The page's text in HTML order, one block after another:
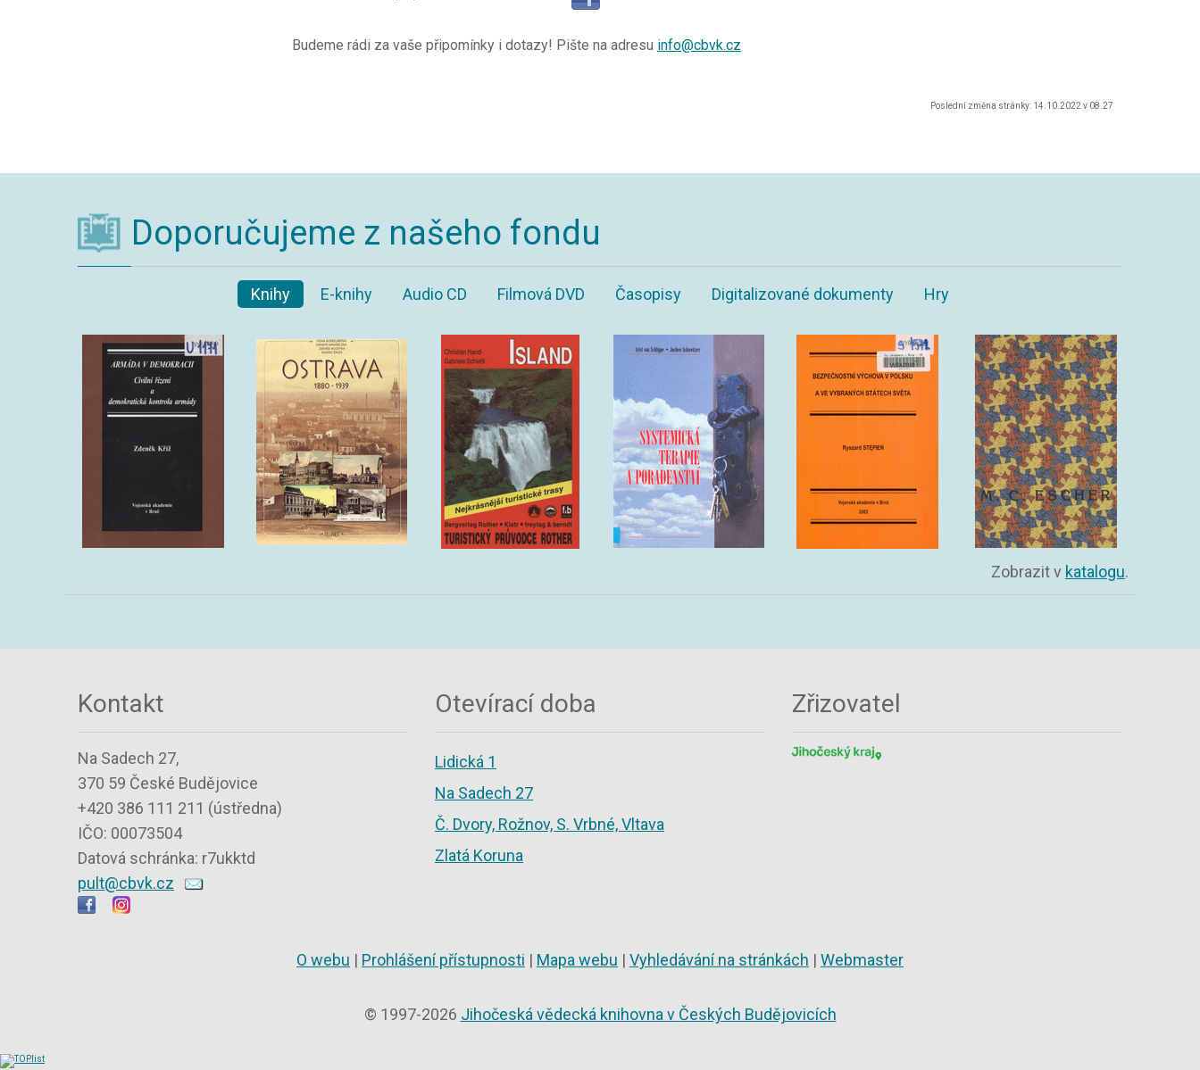
Budeme rádi za vaše připomínky i dotazy! Pište na adresu info@cbvk.cz
Poslední změna stránky: 14.10.2022 v 08.27
Doporučujeme z našeho fondu
Knihy E-knihy Audio CD Filmová DVD Časopisy Digitalizované dokumenty Hry
Zobrazit v katalogu.
Kontakt
Na Sadech 27,
370 59 České Budějovice
+420 386 111 211 (ústředna)
IČO: 00073504
Datová schránka: r7ukktd
pult@cbvk.cz
Otevírací doba
Lidická 1
Na Sadech 27
Č. Dvory, Rožnov, S. Vrbné, Vltava
Zlatá Koruna
Zřizovatel
O webu | Prohlášení přístupnosti | Mapa webu | Vyhledávání na stránkách | Webmaster
© 1997-2026 Jihočeská vědecká knihovna v Českých Budějovicích